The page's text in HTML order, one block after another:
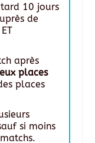
10 jours
de
ET
après
places
places
si moins